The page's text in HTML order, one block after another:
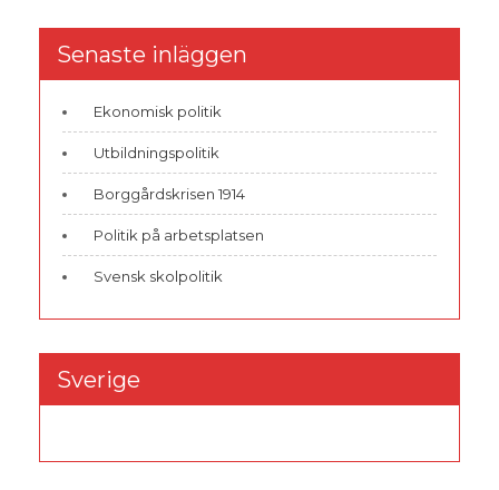
Senaste inläggen
Ekonomisk politik
Utbildningspolitik
Borggårdskrisen 1914
Politik på arbetsplatsen
Svensk skolpolitik
Sverige